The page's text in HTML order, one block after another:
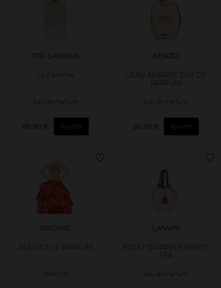
TED LAPIDUS
La Femme
Eau de Parfum
89,90 € Ajouter
KENZO
L'EAU AMBREE EAU DE
PARFUM
Eau de Parfum
56,50 € Ajouter
ROCHAS
AUDACE LE PARFUM
PARFUM
LANVIN
ECLAT D'ARPEGE WHITE
TEA
Eau de Parfum